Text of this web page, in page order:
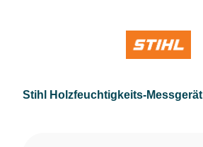
Stihl Holzfeuchtigkeits-Messgerät